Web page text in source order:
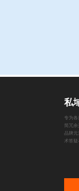
私
专为各
简冗
品牌元
术答疑